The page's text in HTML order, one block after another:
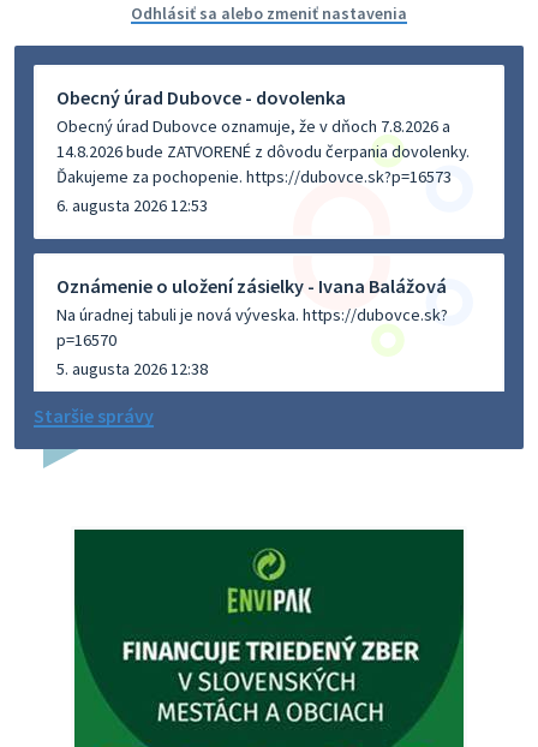
Odhlásiť sa alebo zmeniť nastavenia
Obecný úrad Dubovce - dovolenka
Obecný úrad Dubovce oznamuje, že v dňoch 7.8.2026 a
14.8.2026 bude ZATVORENÉ z dôvodu čerpania dovolenky.
Ďakujeme za pochopenie. https://dubovce.sk?p=16573
6. augusta 2026 12:53
Oznámenie o uložení zásielky - Ivana Balážová
Na úradnej tabuli je nová výveska. https://dubovce.sk?
p=16570
5. augusta 2026 12:38
Dovolenka - MUDr. Marián Sivoň
budeZATVORENÁ z dôvodu čerpania dovolenky. Akútne
prípady bude riešiť MUDr.Fisch…
Zajtrajší zvoz odpadu
Vážený občan, zajtra 5. 8. sa bude zvážať komunálny odpad.
4. augusta 2026 15:30
Staršie správy